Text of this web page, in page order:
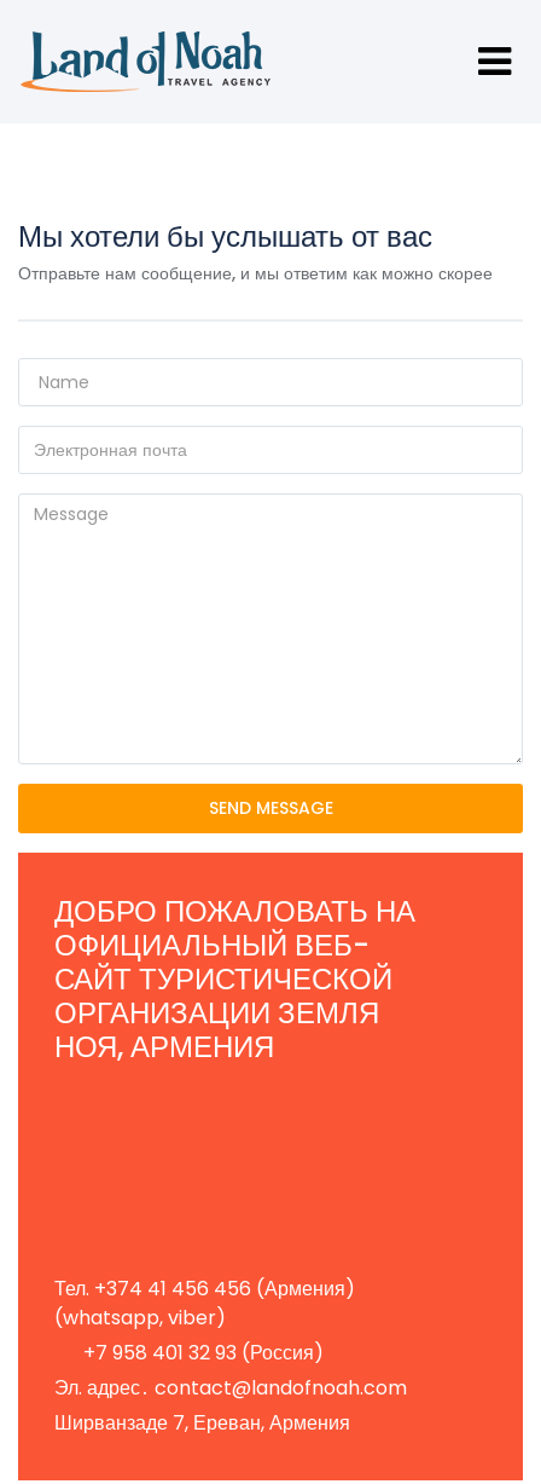
Мы хотели бы услышать от вас
Отправьте нам сообщение, и мы ответим как можно скорее
SEND MESSAGE
ДОБРО ПОЖАЛОВАТЬ НА
ОФИЦИАЛЬНЫЙ ВЕБ-
САЙТ ТУРИСТИЧЕСКОЙ
ОРГАНИЗАЦИИ ЗЕМЛЯ
НОЯ, АРМЕНИЯ
Тел. +374 41 456 456 (Армения)
(whatsapp, viber)
+7 958 401 32 93 (Россия)
Эл. адрес․ contact@landofnoah.com
Ширванзаде 7, Ереван, Армения